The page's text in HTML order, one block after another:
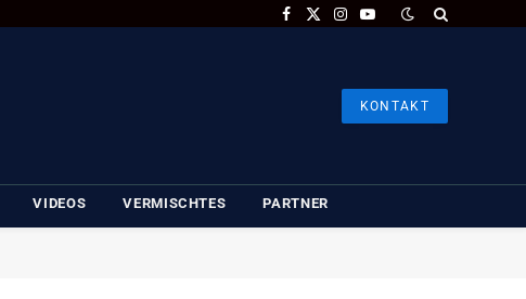
Facebook
X
Instagram
YouTube
KONTAKT
VIDEOS VERMISCHTES PARTNER